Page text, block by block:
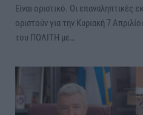
Είναι οριστικό. Οι επαναληπτικές
οριστούν για την Κυριακή 7
του ΠΟΛΙΤΗ με…